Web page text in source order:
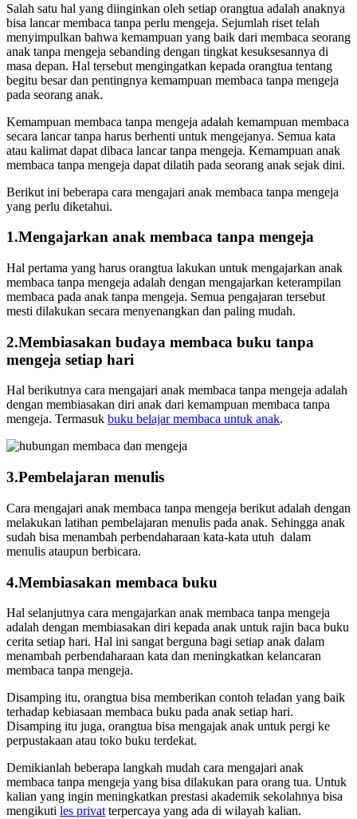
Salah satu hal yang diinginkan oleh setiap orangtua adalah anaknya
bisa lancar membaca tanpa perlu mengeja. Sejumlah riset telah
menyimpulkan bahwa kemampuan yang baik dari membaca seorang
anak tanpa mengeja sebanding dengan tingkat kesuksesannya di
masa depan. Hal tersebut mengingatkan kepada orangtua tentang
begitu besar dan pentingnya kemampuan membaca tanpa mengeja
pada seorang anak.
Kemampuan membaca tanpa mengeja adalah kemampuan membaca
secara lancar tanpa harus berhenti untuk mengejanya. Semua kata
atau kalimat dapat dibaca lancar tanpa mengeja. Kemampuan anak
membaca tanpa mengeja dapat dilatih pada seorang anak sejak dini.
Berikut ini beberapa cara mengajari anak membaca tanpa mengeja
yang perlu diketahui.
1.Mengajarkan anak membaca tanpa mengeja
Hal pertama yang harus orangtua lakukan untuk mengajarkan anak
membaca tanpa mengeja adalah dengan mengajarkan keterampilan
membaca pada anak tanpa mengeja. Semua pengajaran tersebut
mesti dilakukan secara menyenangkan dan paling mudah.
2.Membiasakan budaya membaca buku tanpa
mengeja setiap hari
Hal berikutnya cara mengajari anak membaca tanpa mengeja adalah
dengan membiasakan diri anak dari kemampuan membaca tanpa
mengeja. Termasuk buku belajar membaca untuk anak.
3.Pembelajaran menulis
Cara mengajari anak membaca tanpa mengeja berikut adalah dengan
melakukan latihan pembelajaran menulis pada anak. Sehingga anak
sudah bisa menambah perbendaharaan kata-kata utuh dalam
menulis ataupun berbicara.
4.Membiasakan membaca buku
Hal selanjutnya cara mengajarkan anak membaca tanpa mengeja
adalah dengan membiasakan diri kepada anak untuk rajin baca buku
cerita setiap hari. Hal ini sangat berguna bagi setiap anak dalam
menambah perbendaharaan kata dan meningkatkan kelancaran
membaca tanpa mengeja.
Disamping itu, orangtua bisa memberikan contoh teladan yang baik
terhadap kebiasaan membaca buku pada anak setiap hari.
Disamping itu juga, orangtua bisa mengajak anak untuk pergi ke
perpustakaan atau toko buku terdekat.
Demikianlah beberapa langkah mudah cara mengajari anak
membaca tanpa mengeja yang bisa dilakukan para orang tua. Untuk
kalian yang ingin meningkatkan prestasi akademik sekolahnya bisa
mengikuti les privat terpercaya yang ada di wilayah kalian.